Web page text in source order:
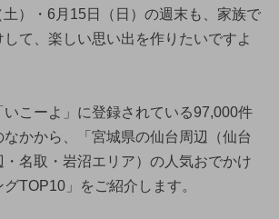
）・6月15日（日）の週末も、家族で
て、楽しい思い出を作りたいですよ
いこーよ」に登録されている97,000件
なかから、「宮城県の仙台周辺（仙台
・名取・岩沼エリア）の人気おでかけ
TOP10」をご紹介します。